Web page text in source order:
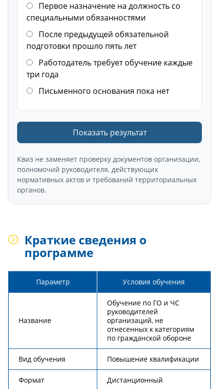
Первое назначение на должность со
специальными обязанностями
После предыдущей обязательной
подготовки прошло пять лет
Работодатель требует обучение каждые
три года
Письменного основания пока нет
Показать результат
Квиз не заменяет проверку документов организации,
полномочий руководителя, действующих
нормативных актов и требований территориальных
органов.
Краткие сведения о
программе
Параметр Условия обучения
Название
Обучение по ГО и ЧС
руководителей
организаций, не
отнесенных к категориям
по гражданской обороне
Вид обучения Повышение квалификации
Формат Дистанционный